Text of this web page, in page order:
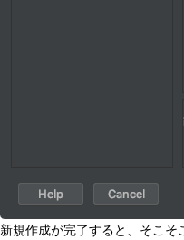
新規作成が完了すると、そこそ